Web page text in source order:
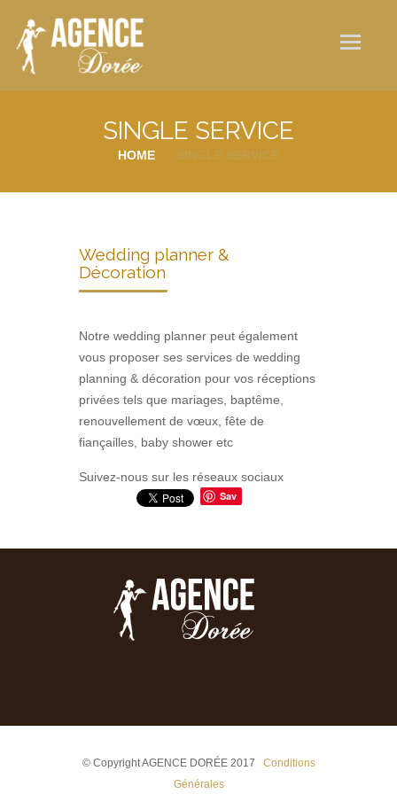
Qui sommes-nous ?
Nos services
SINGLE SERVICE
HOME SINGLE SERVICE
Wedding planner &
Décoration
Notre wedding planner peut également
vous proposer ses services de wedding
planning & décoration pour vos réceptions
privées tels que mariages, baptême,
renouvellement de vœux, fête de
fiançailles, baby shower etc
Suivez-nous sur les réseaux sociaux
Sav
© Copyright AGENCE DORÉE 2017 Conditions
Générales